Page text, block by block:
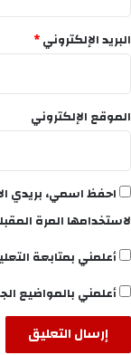
البريد الإلكتروني*
الموقع الإلكتروني
احفظ اسمي، بريدي
لاستخدامها المرة
أعلمني بمتابعة
أعلمني بالمواضيع